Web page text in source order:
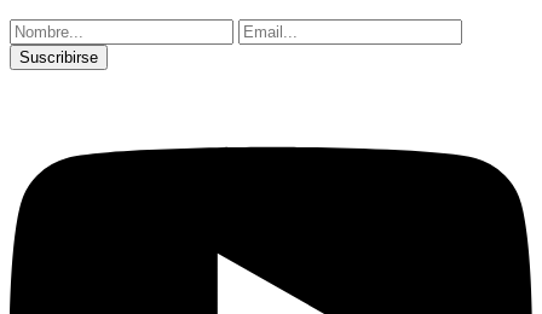
Suscribirse